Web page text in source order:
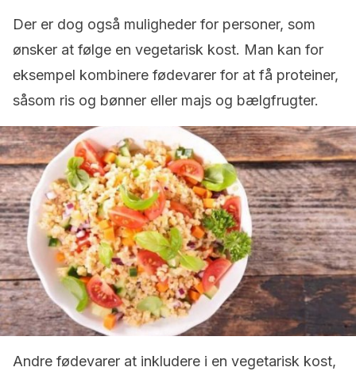
Der er dog også muligheder for personer, som
ønsker at følge en vegetarisk kost. Man kan for
eksempel kombinere fødevarer for at få proteiner,
såsom ris og bønner eller majs og bælgfrugter.
Andre fødevarer at inkludere i en vegetarisk kost,